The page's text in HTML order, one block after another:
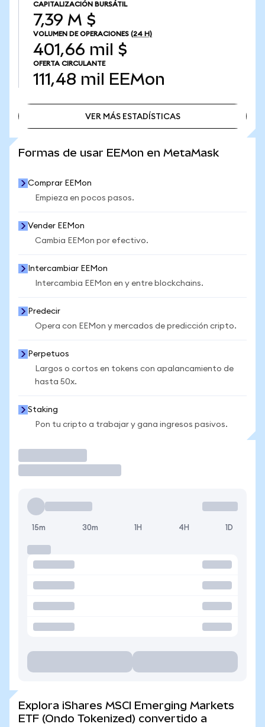
CAPITALIZACIÓN BURSÁTIL
7,39 M $
VOLUMEN DE OPERACIONES (24 H)
401,66 mil $
OFERTA CIRCULANTE
111,48 mil EEMon
VER MÁS ESTADÍSTICAS
Formas de usar EEMon en MetaMask
Comprar EEMon
Empieza en pocos pasos.
Vender EEMon
Cambia EEMon por efectivo.
Intercambiar EEMon
Intercambia EEMon en y entre blockchains.
Predecir
Opera con EEMon y mercados de predicción cripto.
Perpetuos
Largos o cortos en tokens con apalancamiento de
hasta 50x.
Staking
Pon tu cripto a trabajar y gana ingresos pasivos.
15m 30m 1H 4H 1D
Explora iShares MSCI Emerging Markets
ETF (Ondo Tokenized) convertido a